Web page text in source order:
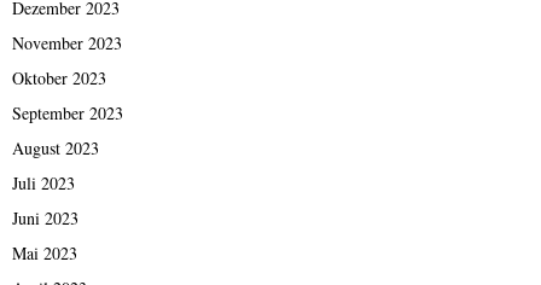
Dezember 2023
November 2023
Oktober 2023
September 2023
August 2023
Juli 2023
Juni 2023
Mai 2023